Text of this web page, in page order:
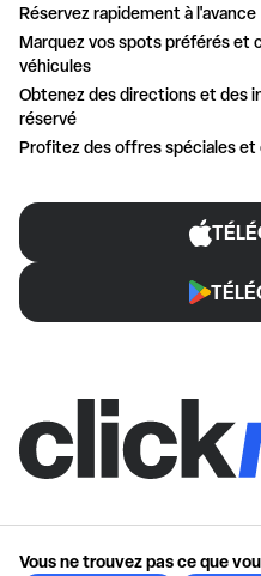
Réservez rapidement à l'avance
Marquez vos spots préférés
véhicules
Obtenez des directions et des
réservé
Profitez des offres spéciales
Vous ne trouvez pas ce que